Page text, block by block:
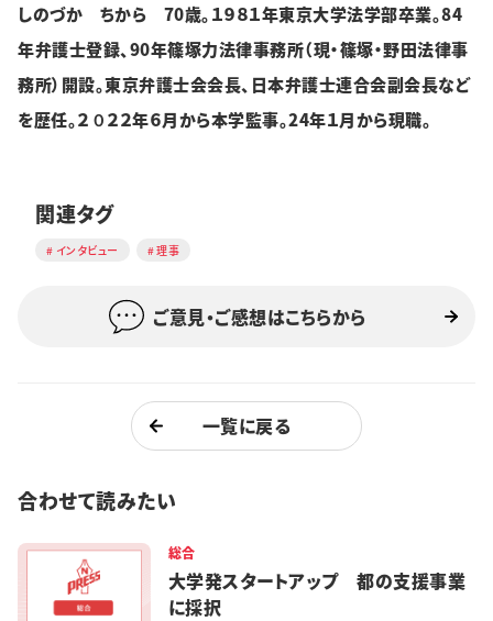
しのづか ちから 70歳。１９８１年東京大学法学部卒業。84
年弁護士登録、90年篠塚力法律事務所（現・篠塚・野田法律事
務所）開設。東京弁護士会会長、日本弁護士連合会副会長など
を歴任。２０２２年６月から本学監事。24年１月から現職。
関連タグ
インタビュー 理事
ご意見・ご感想はこちらから
一覧に戻る
合わせて読みたい
総合
大学発スタートアップ 都の支援事業
に採択